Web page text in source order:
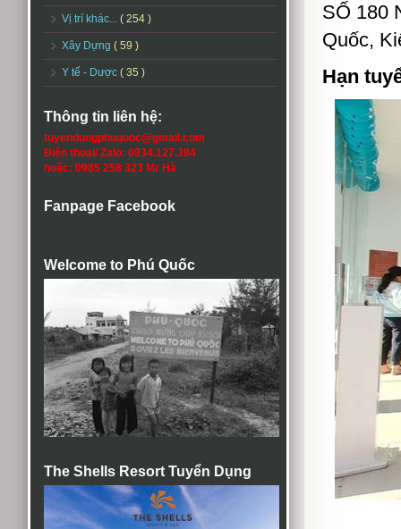
Vị trí khác... ( 254 )
Xây Dựng ( 59 )
Y tế - Dược ( 35 )
Thông tin liên hệ:
tuyendungphuquoc@gmail.com
Điện thoại/ Zalo: 0934.127.384
hoặc: 0985 258 323 Mr Hà
Fanpage Facebook
Welcome to Phú Quốc
The Shells Resort Tuyển Dụng
SỐ 180
Quốc,
Hạn